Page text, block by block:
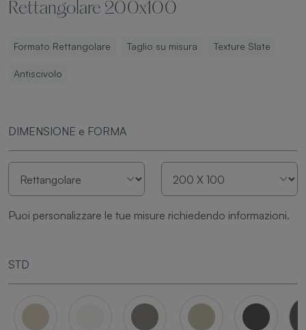
Rettangolare 200x100
Formato Rettangolare Taglio su misura Texture Slate
Antiscivolo
DIMENSIONE e FORMA
Puoi personalizzare le tue misure richiedendo informazioni.
STD